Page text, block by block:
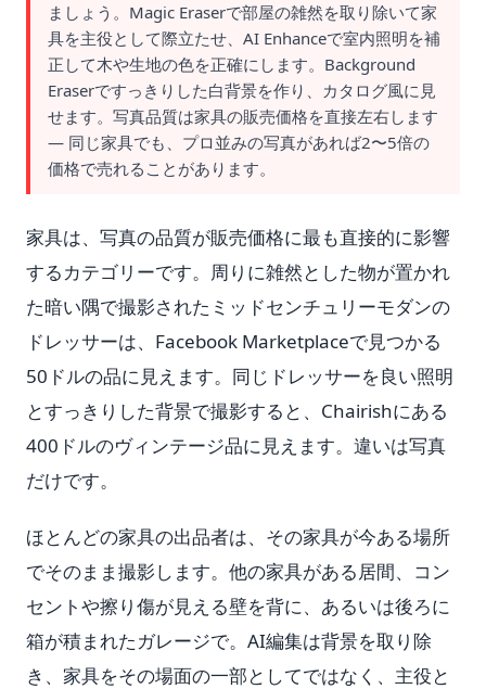
ましょう。Magic Eraserで部屋の雑然を取り除いて家
具を主役として際立たせ、AI Enhanceで室内照明を補
正して木や生地の色を正確にします。Background
Eraserですっきりした白背景を作り、カタログ風に見
せます。写真品質は家具の販売価格を直接左右します
— 同じ家具でも、プロ並みの写真があれば2〜5倍の
価格で売れることがあります。
家具は、写真の品質が販売価格に最も直接的に影響
するカテゴリーです。周りに雑然とした物が置かれ
た暗い隅で撮影されたミッドセンチュリーモダンの
ドレッサーは、Facebook Marketplaceで見つかる
50ドルの品に見えます。同じドレッサーを良い照明
とすっきりした背景で撮影すると、Chairishにある
400ドルのヴィンテージ品に見えます。違いは写真
だけです。
ほとんどの家具の出品者は、その家具が今ある場所
でそのまま撮影します。他の家具がある居間、コン
セントや擦り傷が見える壁を背に、あるいは後ろに
箱が積まれたガレージで。AI編集は背景を取り除
き、家具をその場面の一部としてではなく、主役と